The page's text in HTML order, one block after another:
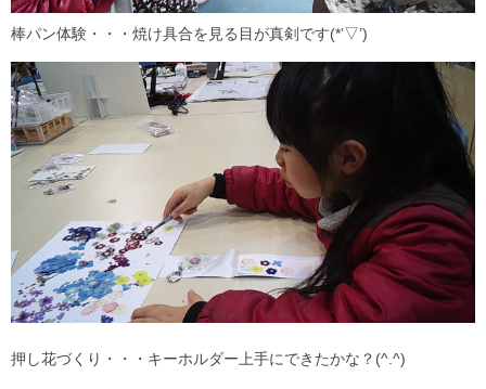
棒パン体験・・・焼け具合を見る目が真剣です(*’▽’)
押し花づくり・・・キーホルダー上手にできたかな？(^.^)